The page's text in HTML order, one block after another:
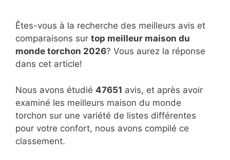
Êtes-vous à la recherche des meilleurs avis et
comparaisons sur top meilleur maison du
monde torchon 2026? Vous aurez la réponse
dans cet article!
Nous avons étudié 47651 avis, et après avoir
examiné les meilleurs maison du monde
torchon sur une variété de listes différentes
pour votre confort, nous avons compilé ce
classement.